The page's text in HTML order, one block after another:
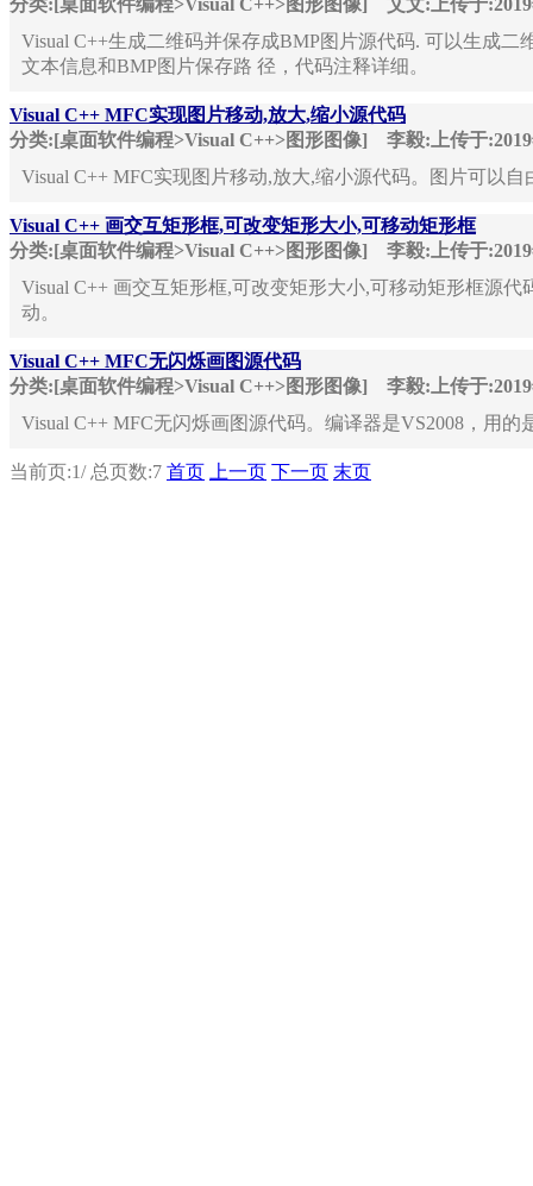
Visual C++生成二维码并保存成BMP图片源代码. 可以生成二
文本信息和BMP图片保存路 径，代码注释详细。
Visual C++ MFC实现图片移动,放大,缩小源代码
分类:[桌面软件编程>Visual C++>图形图像]
李毅:上传于
Visual C++ MFC实现图片移动,放大,缩小源代码。图片可以
Visual C++ 画交互矩形框,可改变矩形大小,可移动矩形框
分类:[桌面软件编程>Visual C++>图形图像]
李毅:上传于
Visual C++ 画交互矩形框,可改变矩形大小,可移动矩形框源
动。
Visual C++ MFC无闪烁画图源代码
分类:[桌面软件编程>Visual C++>图形图像]
李毅:上传于
Visual C++ MFC无闪烁画图源代码。编译器是VS2008，用
当前页:1/ 总页数:7 首页 上一页 下一页 末页